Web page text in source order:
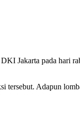
Jakarta pada hari
tersebut. Adapun